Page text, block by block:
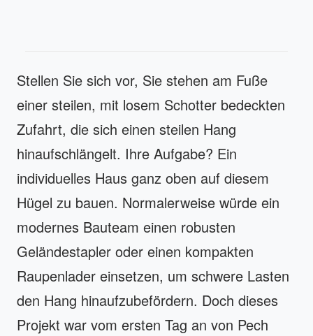
Stellen Sie sich vor, Sie stehen am Fuße
einer steilen, mit losem Schotter bedeckten
Zufahrt, die sich einen steilen Hang
hinaufschlängelt. Ihre Aufgabe? Ein
individuelles Haus ganz oben auf diesem
Hügel zu bauen. Normalerweise würde ein
modernes Bauteam einen robusten
Geländestapler oder einen kompakten
Raupenlader einsetzen, um schwere Lasten
den Hang hinaufzubefördern. Doch dieses
Projekt war vom ersten Tag an von Pech